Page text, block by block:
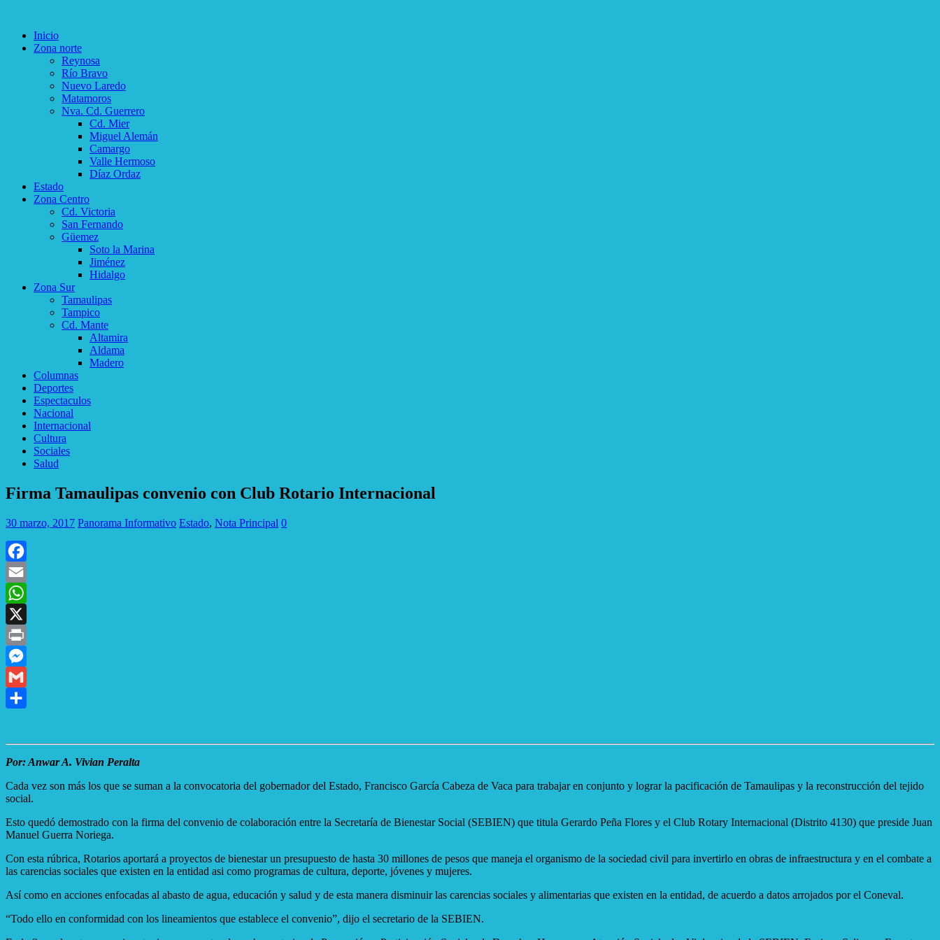
Inicio
Zona norte
Reynosa
Río Bravo
Nuevo Laredo
Matamoros
Nva. Cd. Guerrero
Cd. Mier
Miguel Alemán
Camargo
Valle Hermoso
Díaz Ordaz
Estado
Zona Centro
Cd. Victoria
San Fernando
Güemez
Soto la Marina
Jiménez
Hidalgo
Zona Sur
Tamaulipas
Tampico
Cd. Mante
Altamira
Aldama
Madero
Columnas
Deportes
Espectaculos
Nacional
Internacional
Cultura
Sociales
Salud
Firma Tamaulipas convenio con Club Rotario Internacional
30 marzo, 2017 Panorama Informativo Estado, Nota Principal 0
Facebook
Email
WhatsApp
X
Print
Messenger
Gmail
Por: Anwar A. Vivian Peralta
Cada vez son más los que se suman a la convocatoria del gobernador del Estado, Francisco García Cabeza de Vaca para trabajar en conjunto y lograr la pacificación de Tamaulipas y la reconstrucción del tejido
social.
Esto quedó demostrado con la firma del convenio de colaboración entre la Secretaría de Bienestar Social (SEBIEN) que titula Gerardo Peña Flores y el Club Rotary Internacional (Distrito 4130) que preside Juan
Manuel Guerra Noriega.
Con esta rúbrica, Rotarios aportará a proyectos de bienestar un presupuesto de hasta 30 millones de pesos que maneja el organismo de la sociedad civil para invertirlo en obras de infraestructura y en el combate a
las carencias sociales que existen en la entidad asi como programas de cultura, deporte, jóvenes y mujeres.
Así como en acciones enfocadas al abasto de agua, educación y salud y de esta manera disminuir las carencias sociales y alimentarias que existen en la entidad, de acuerdo a datos arrojados por el Coneval.
“Todo ello en conformidad con los lineamientos que establece el convenio”, dijo el secretario de la SEBIEN.